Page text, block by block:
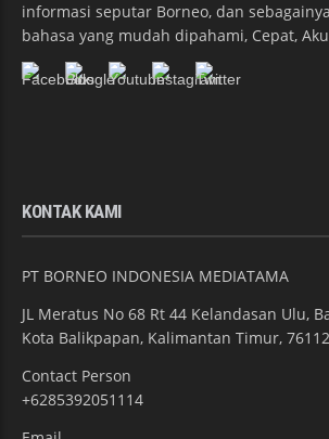
informasi seputar Borneo, dan
bahasa yang mudah dipahami, Cepat,
KONTAK KAMI
PT BORNEO INDONESIA MEDIATAMA
JL Meratus No 68 Rt 44 Kelandasan Ulu,
Kota Balikpapan, Kalimantan Timur, 76112
Contact Person
+6285392051114